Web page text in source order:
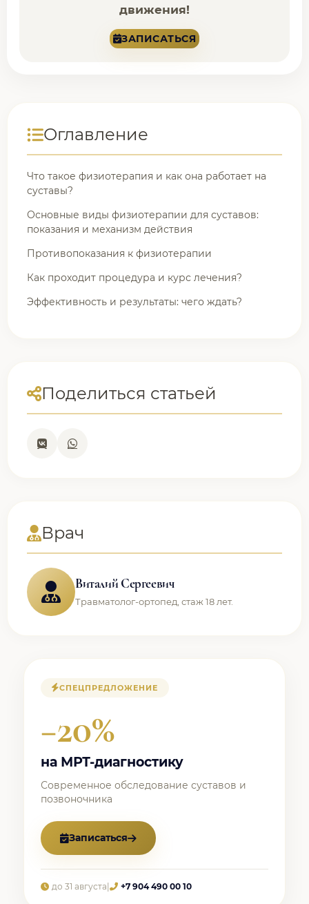
движения!
ЗАПИСАТЬСЯ
Оглавление
Что такое физиотерапия и как она работает на
суставы?
Основные виды физиотерапии для суставов:
показания и механизм действия
Противопоказания к физиотерапии
Как проходит процедура и курс лечения?
Эффективность и результаты: чего ждать?
Поделиться статьей
Врач
Виталий Сергеевич
Травматолог-ортопед, стаж 18 лет.
СПЕЦПРЕДЛОЖЕНИЕ
−20%
на МРТ-диагностику
Современное обследование суставов и
позвоночника
Записаться
до 31 августа +7 904 490 00 10